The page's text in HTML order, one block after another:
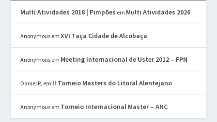
Multi Atividades 2018 | Pimpões em Multi Atividades 2026
Anonymous emXVI Taça Cidade de Alcobaça
Anonymous em Meeting Internacional de Uster 2012 – FPN
Daniel R, em II Torneio Masters do Litoral Alentejano
Anonymous em Torneio Internacional Master – ANC